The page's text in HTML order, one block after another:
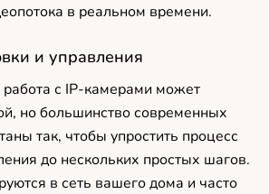
в реальном времени.
и управления
с IP-камерами может
но большинство современных
так, чтобы упростить процесс
до нескольких простых шагов.
в сеть вашего дома и часто